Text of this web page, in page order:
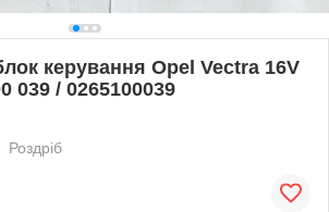
керування Opel Vectra 16V
039 / 0265100039
Роздріб